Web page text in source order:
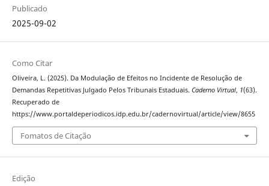
Publicado
2025-09-02
Como Citar
Oliveira, L. (2025). Da Modulação de Efeitos no Incidente de Resolução de
Demandas Repetitivas Julgado Pelos Tribunais Estaduais. Caderno Virtual, 1(63).
Recuperado de
https://www.portaldeperiodicos.idp.edu.br/cadernovirtual/article/view/8655
Fomatos de Citação
Edição